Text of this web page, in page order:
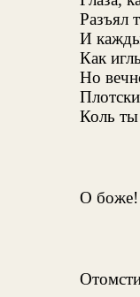
Разъял
И
Как
Но
Коль ты
О боже!